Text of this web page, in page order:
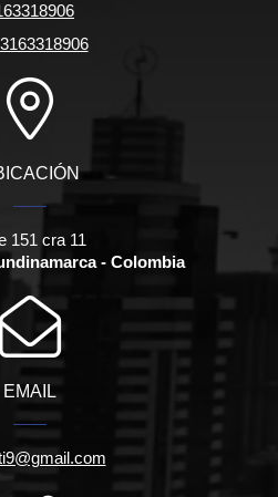
151 cra 11
- Colombia
EMAIL